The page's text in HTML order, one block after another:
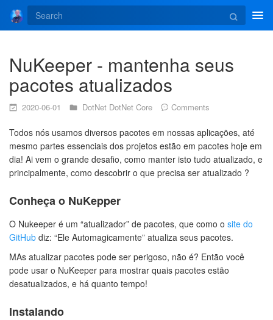
NuKeeper - mantenha seus
pacotes atualizados
2020-06-01 DotNet DotNet Core Comments
Todos nós usamos diversos pacotes em nossas aplicações, até
mesmo partes essenciais dos projetos estão em pacotes hoje em
dia! Ai vem o grande desafio, como manter isto tudo atualizado, e
principalmente, como descobrir o que precisa ser atualizado ?
Conheça o NuKepper
O Nukeeper é um “atualizador” de pacotes, que como o site do
GitHub diz: “Ele Automagicamente” atualiza seus pacotes.
MAs atualizar pacotes pode ser perigoso, não é? Então você
pode usar o NuKeeper para mostrar quais pacotes estão
desatualizados, e há quanto tempo!
Instalando